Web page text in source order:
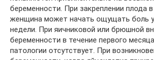
беременности. При закреплении плода
женщина может начать ощущать боль
недели. При яичниковой или брюшной
беременности в течение первого
патологии отсутствует. При